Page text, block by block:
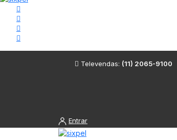
Televendas: (11) 2065-9100
Entrar